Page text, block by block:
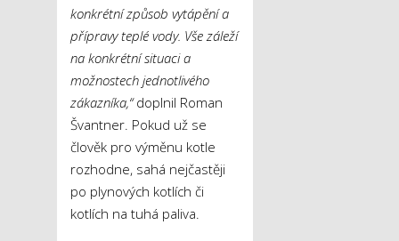
konkrétní způsob vytápění a
přípravy teplé vody. Vše záleží
na konkrétní situaci a
možnostech jednotlivého
zákazníka,“doplnil Roman
Švantner. Pokud už se
člověk pro výměnu kotle
rozhodne, sahá nejčastěji
po plynových kotlích či
kotlích na tuhá paliva.